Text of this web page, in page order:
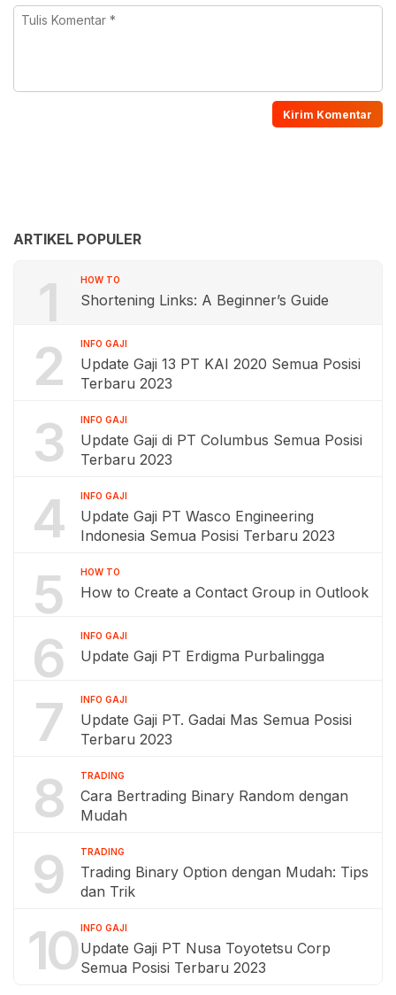
ARTIKEL POPULER
1 HOW TO
Shortening Links: A Beginner’s Guide
2 INFO GAJI
Update Gaji 13 PT KAI 2020 Semua Posisi
Terbaru 2023
3 INFO GAJI
Update Gaji di PT Columbus Semua Posisi
Terbaru 2023
4 INFO GAJI
Update Gaji PT Wasco Engineering
Indonesia Semua Posisi Terbaru 2023
5 HOW TO
How to Create a Contact Group in Outlook
6 INFO GAJI
Update Gaji PT Erdigma Purbalingga
7 INFO GAJI
Update Gaji PT. Gadai Mas Semua Posisi
Terbaru 2023
8 TRADING
Cara Bertrading Binary Random dengan
Mudah
9 TRADING
Trading Binary Option dengan Mudah: Tips
dan Trik
10 INFO GAJI
Update Gaji PT Nusa Toyotetsu Corp
Semua Posisi Terbaru 2023